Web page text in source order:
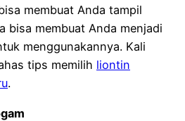
membuat Anda tampil
bisa membuat Anda menjadi
menggunakannya. Kali
tips memilih liontin
.